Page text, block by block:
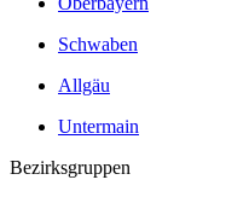
Schwaben
Allgäu
Untermain
Bezirksgruppen